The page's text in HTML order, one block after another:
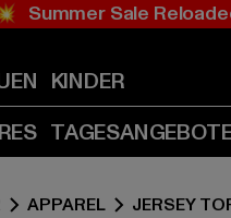
Summer Sale
KINDER
APPAREL JERSEY